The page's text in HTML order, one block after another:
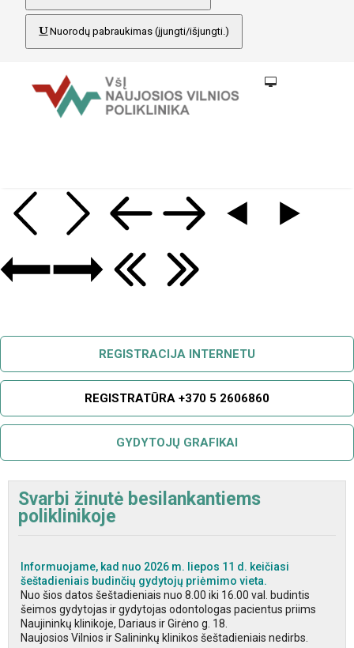
Nuorodų pabraukimas (įjungti/išjungti.)
REGISTRACIJA INTERNETU
REGISTRATŪRA +370 5 2606860
GYDYTOJŲ GRAFIKAI
Svarbi žinutė besilankantiems
poliklinikoje
Informuojame, kad nuo 2026 m. liepos 11 d. keičiasi
šeštadieniais budinčių gydytojų priėmimo vieta.
Nuo šios datos šeštadieniais nuo 8.00 iki 16.00 val. budintis
šeimos gydytojas ir gydytojas odontologas pacientus priims
Naujininkų klinikoje, Dariaus ir Girėno g. 18.
Naujosios Vilnios ir Salininkų klinikos šeštadieniais nedirbs.